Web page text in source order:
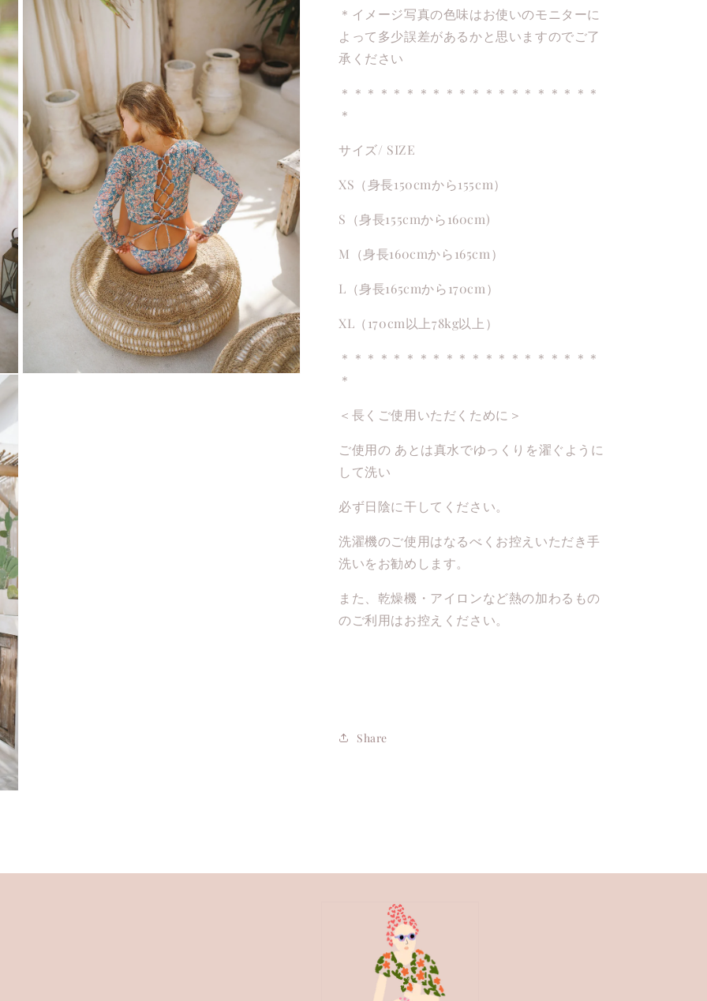
modal
＊イメージ写真の色味はお使いのモニターに
よって多少誤差があるかと思いますのでご了
承ください
＊＊＊＊＊＊＊＊＊＊＊＊＊＊＊＊＊＊＊＊
＊
サイズ/ SIZE
XS（身長150cmから155cm）
S（身長155cmから160cm)
M（身長160cmから165cm）
L（身長165cmから170cm）
XL（170cm以上78kg以上）
＊＊＊＊＊＊＊＊＊＊＊＊＊＊＊＊＊＊＊＊
＊
＜長くご使用いただくために＞
ご使用の あとは真水でゆっくりを濯ぐように
して洗い
必ず日陰に干してください。
洗濯機のご使用はなるべくお控えいただき手
洗いをお勧めします。
また、乾燥機・アイロンなど熱の加わるもの
のご利用はお控えください。
Share